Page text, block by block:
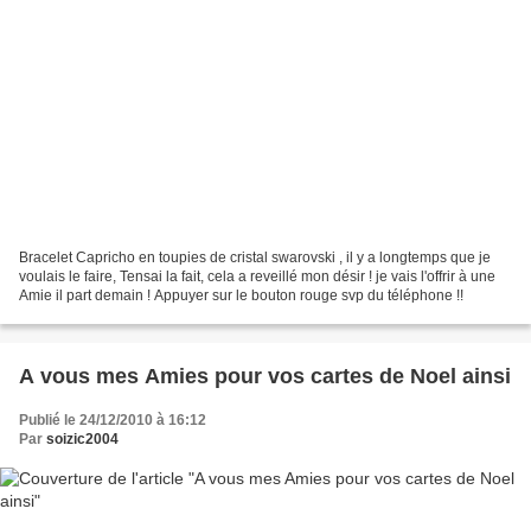
Bracelet Capricho en toupies de cristal swarovski , il y a longtemps que je
voulais le faire, Tensai la fait, cela a reveillé mon désir ! je vais l'offrir à une
Amie il part demain ! Appuyer sur le bouton rouge svp du téléphone !!
A vous mes Amies pour vos cartes de Noel ainsi
Publié le 24/12/2010 à 16:12
Par soizic2004